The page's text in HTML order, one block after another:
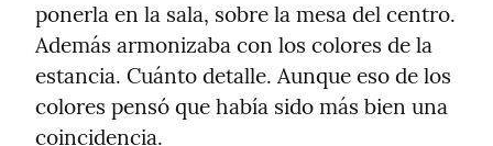
ponerla en la sala, sobre la mesa del centro.
Además armonizaba con los colores de la
estancia. Cuánto detalle. Aunque eso de los
colores pensó que había sido más bien una
coincidencia.